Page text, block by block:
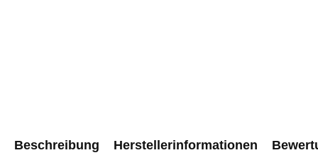
Beschreibung Herstellerinformationen